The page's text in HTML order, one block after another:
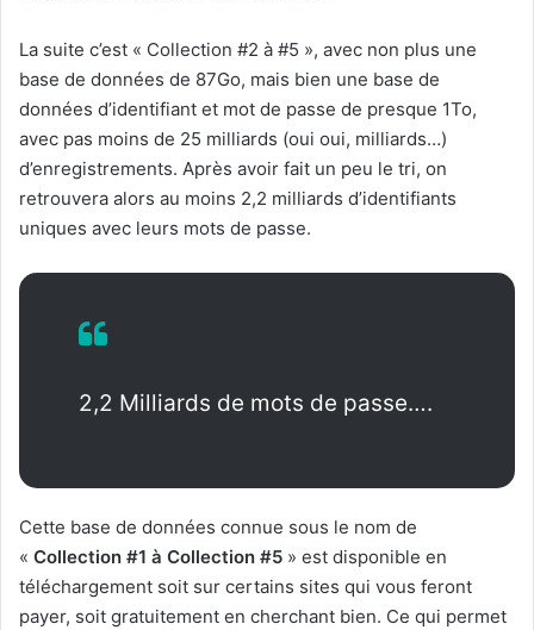
La suite c’est « Collection #2 à #5 », avec non plus une
base de données de 87Go, mais bien une base de
données d’identifiant et mot de passe de presque 1To,
avec pas moins de 25 milliards (oui oui, milliards…)
d’enregistrements. Après avoir fait un peu le tri, on
retrouvera alors au moins 2,2 milliards d’identifiants
uniques avec leurs mots de passe.
2,2 Milliards de mots de passe….
Cette base de données connue sous le nom de
« Collection #1 à Collection #5 » est disponible en
téléchargement soit sur certains sites qui vous feront
payer, soit gratuitement en cherchant bien. Ce qui permet